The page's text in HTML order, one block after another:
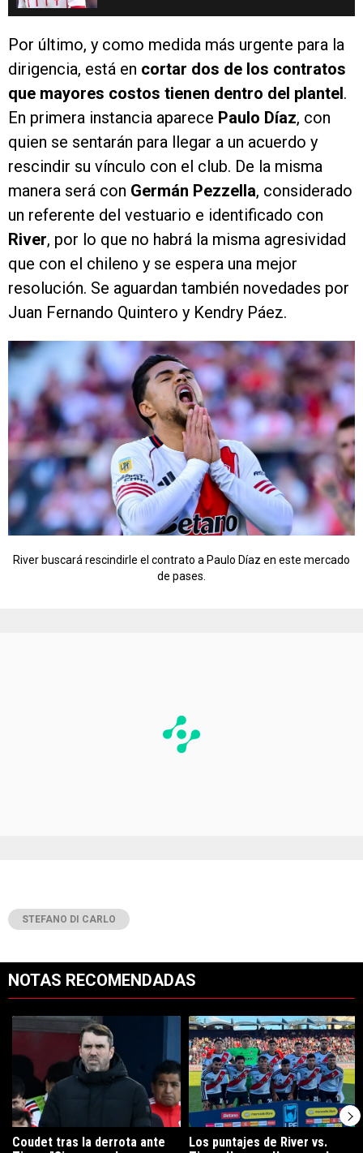
Por último, y como medida más urgente para la
dirigencia, está en cortar dos de los contratos
que mayores costos tienen dentro del plantel.
En primera instancia aparece Paulo Díaz, con
quien se sentarán para llegar a un acuerdo y
rescindir su vínculo con el club. De la misma
manera será con Germán Pezzella, considerado
un referente del vestuario e identificado con
River, por lo que no habrá la misma agresividad
que con el chileno y se espera una mejor
resolución. Se aguardan también novedades por
Juan Fernando Quintero y Kendry Páez.
River buscará rescindirle el contrato a Paulo Díaz en este mercado
de pases.
STEFANO DI CARLO
NOTAS RECOMENDADAS
Un artículo de tendencia con el título "Coudet tras la derrota ante
Coudet tras la derrota ante
Un artículo de tendencia con el
Los puntajes de River vs.